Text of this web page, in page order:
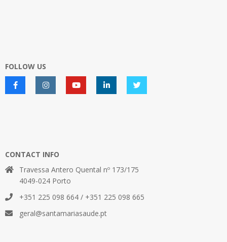
FOLLOW US
CONTACT INFO
Travessa Antero Quental nº 173/175
4049-024 Porto
+351 225 098 664 / +351 225 098 665
geral@santamariasaude.pt